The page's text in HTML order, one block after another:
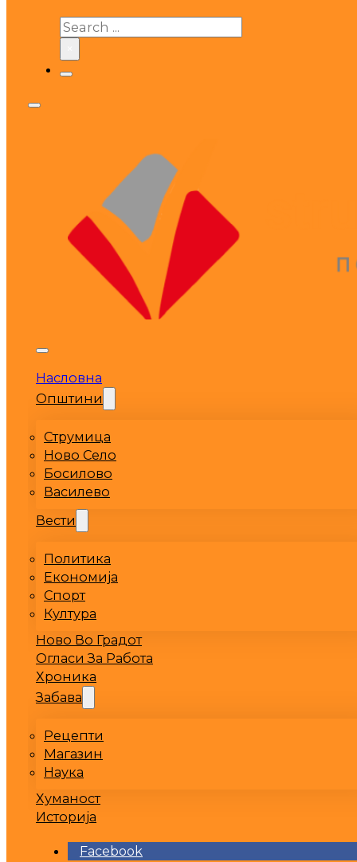
Search
Насловна
Општини
Струмица
Ново Село
Босилово
Василево
Вести
Политика
Економија
Спорт
Култура
Ново Во Градот
Огласи За Работа
Хроника
Забава
Рецепти
Магазин
Наука
Хуманост
Историја
Facebook